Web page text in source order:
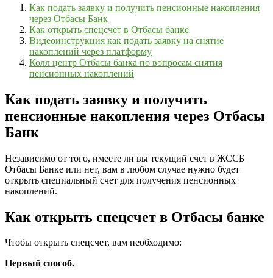
Как подать заявку и получить пенсионные накопления
через Отбасы Банк
Как открыть спецсчет в Отбасы банке
Видеоинструкция как подать заявку на снятие
накоплений через платформу
Колл центр Отбасы банка по вопросам снятия
пенсионных накоплений
Как подать заявку и получить
пенсионные накопления через Отбасы
Банк
Независимо от того, имеете ли вы текущий счет в ЖССБ
Отбасы Банке или нет, вам в любом случае нужно будет
открыть специальный счет для получения пенсионных
накоплений.
Как открыть спецсчет в Отбасы банке
Чтобы открыть спецсчет, вам необходимо:
Первый способ.